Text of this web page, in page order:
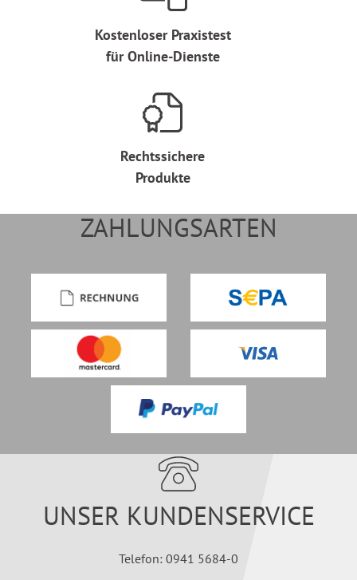
Kostenloser Praxistest
für Online-Dienste
Rechtssichere
Produkte
ZAHLUNGSARTEN
UNSER KUNDENSERVICE
Telefon: 0941 5684-0